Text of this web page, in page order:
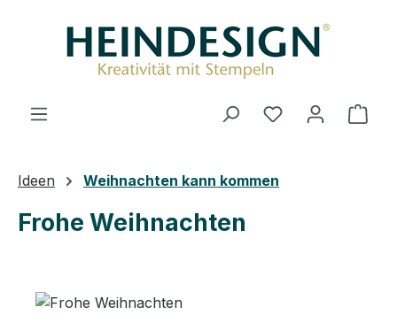
Du hast 0
Ideen Weihnachten kann kommen
Frohe Weihnachten